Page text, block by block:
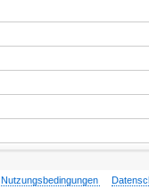
Nutzungsbedingungen